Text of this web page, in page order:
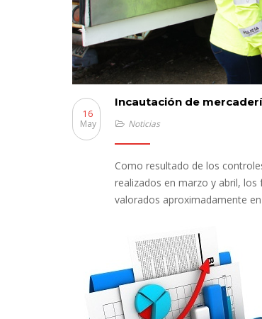
Incautación de
16
May
Noticias
Como resultado de los
realizados en marzo y abril, los
valorados aproximadamente